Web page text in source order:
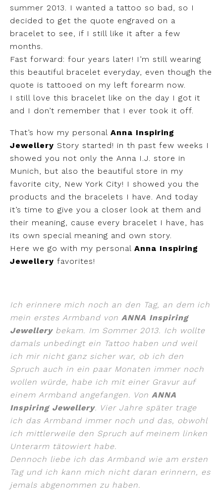
summer 2013. I wanted a tattoo so bad, so I
decided to get the quote engraved on a
bracelet to see, if I still like it after a few
months.
Fast forward: four years later! I’m still wearing
this beautiful bracelet everyday, even though the
quote is tattooed on my left forearm now.
I still love this bracelet like on the day I got it
and I don’t remember that I ever took it off.
That’s how my personal Anna Inspiring
Jewellery Story started! in th past few weeks I
showed you not only the Anna I.J. store in
Munich, but also the beautiful store in my
favorite city, New York City! I showed you the
products and the bracelets I have. And today
it’s time to give you a closer look at them and
their meaning, cause every bracelet I have, has
its own special meaning and own story.
Here we go with my personal Anna Inspiring
Jewellery favorites!
Ich erinnere mich noch an den Tag, an dem ich
mein erstes Armband von ANNA Inspiring
Jewellerybekam. Im Sommer 2013. Ich wollte
damals unbedingt ein Tattoo haben und weil
ich mir nicht ganz sicher war, ob ich den
Spruch auch in ein paar Monaten immer noch
wollen würde, habe ich mit einer Gravur auf
einem Armband angefangen. Von ANNA
Inspiring Jewellery. Vier Jahre später trage
ich das Armband immer noch und das, obwohl
ich mittlerweile den Spruch auf meinem linken
Unterarm tätowiert habe.
Dennoch liebe ich das Armband wie am ersten
Tag und ich kann mich nicht daran erinnern, es
jemals abgenommen zu haben.